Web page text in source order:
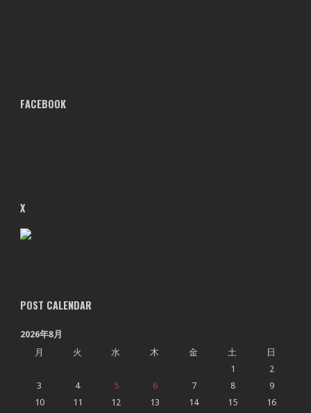
FACEBOOK
X
POST CALENDAR
2026年8月
月
火 水 木 金 土
日
1
2
3
4 5 6 7 8
9
10
11 12 13 14 15
16